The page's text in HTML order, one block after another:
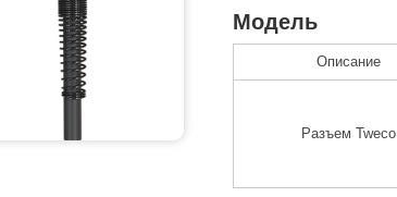
Модель
Описание
Разъем Tweco